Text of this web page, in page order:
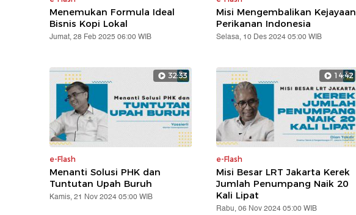
Menemukan Formula Ideal
Bisnis Kopi Lokal
Jumat, 28 Feb 2025 06:00 WIB
Misi Mengembalikan Kejayaan
Perikanan Indonesia
Selasa, 10 Des 2024 05:00 WIB
32:33
e-Flash
Menanti Solusi PHK dan
Tuntutan Upah Buruh
Kamis, 21 Nov 2024 05:00 WIB
14:42
e-Flash
Misi Besar LRT Jakarta Kerek
Jumlah Penumpang Naik 20
Kali Lipat
Rabu, 06 Nov 2024 05:00 WIB